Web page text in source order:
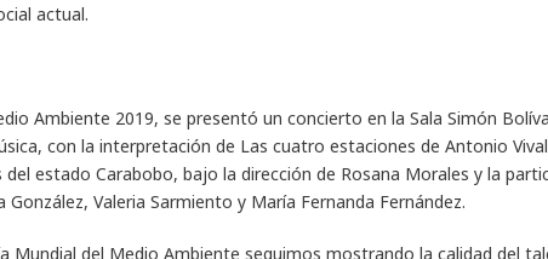
actual.
Ambiente 2019, se presentó un concierto en la Sala Simón
con la interpretación de Las cuatro estaciones de Antonio
del estado Carabobo, bajo la dirección de Rosana Morales y la
Valeria Sarmiento y María Fernanda Fernández.
Mundial del Medio Ambiente seguimos mostrando la calidad del